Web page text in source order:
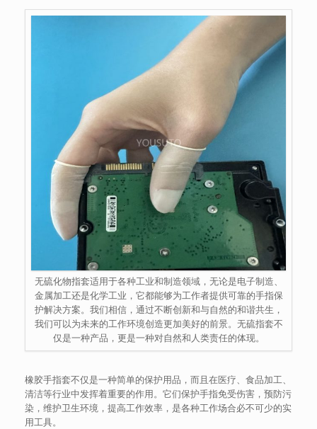
无硫化物指套适用于各种工业和制造领域，无论是电子制造、
金属加工还是化学工业，它都能够为工作者提供可靠的手指保
护解决方案。我们相信，通过不断创新和与自然的和谐共生，
我们可以为未来的工作环境创造更加美好的前景。无硫指套不
仅是一种产品，更是一种对自然和人类责任的体现。
橡胶手指套不仅是一种简单的保护用品，而且在医疗、食品加工、
清洁等行业中发挥着重要的作用。它们保护手指免受伤害，预防污
染，维护卫生环境，提高工作效率，是各种工作场合必不可少的实
用工具。